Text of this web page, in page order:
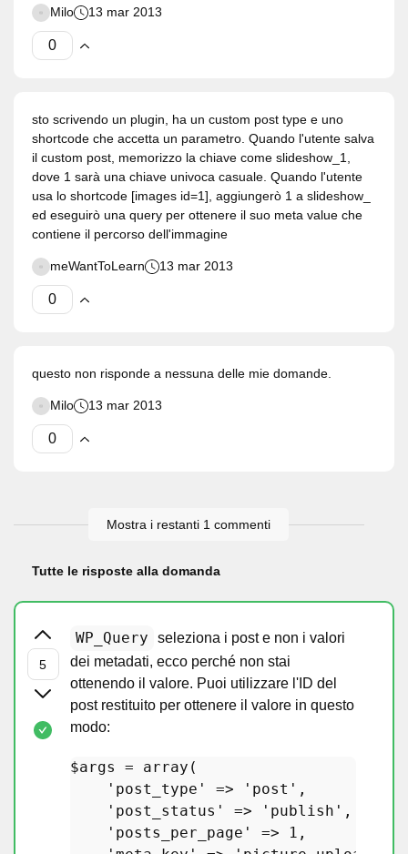
Milo 13 mar 2013
sto scrivendo un plugin, ha un custom post type e uno
shortcode che accetta un parametro. Quando l'utente salva
il custom post, memorizzo la chiave come slideshow_1,
dove 1 sarà una chiave univoca casuale. Quando l'utente
usa lo shortcode [images id=1], aggiungerò 1 a slideshow_
ed eseguirò una query per ottenere il suo meta value che
contiene il percorso dell'immagine
meWantToLearn 13 mar 2013
questo non risponde a nessuna delle mie domande.
Milo 13 mar 2013
Mostra i restanti 1 commenti
Tutte le risposte alla domanda
WP_Query
seleziona i post e non i valori
dei metadati, ecco perché non stai
ottenendo il valore. Puoi utilizzare l'ID del
post restituito per ottenere il valore in questo
modo:
$args = array (
'post_type'
=> 'post' ,
'post_status'
=> 'publish' ,
'posts_per_page'
=> 1 ,